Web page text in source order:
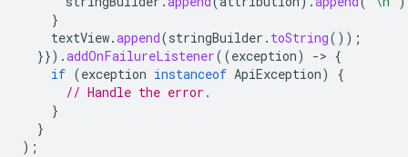
}
textView.append(stringBuilder . toString());
}}).addOnFailureListener((exception) -> {
if (exception instanceof ApiException)
{
// Handle the error.
}
}
);